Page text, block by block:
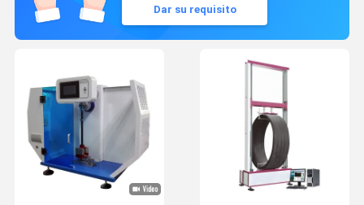
Dar su requisito